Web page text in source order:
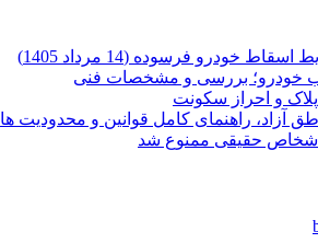
خودرو فرسوده (14 مرداد 1405)
و احراز سکونت
آزاد، راهنمای کامل قوانین و محدودیت ها
حقیقی ممنوع شد